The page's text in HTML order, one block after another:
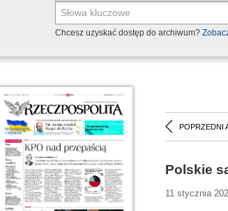
Chcesz uzyskać dostęp do archiwum?
POPRZEDNI
Polskie
11 stycznia